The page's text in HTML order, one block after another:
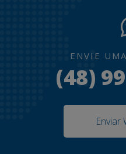
ENVIE
(48)
Enviar